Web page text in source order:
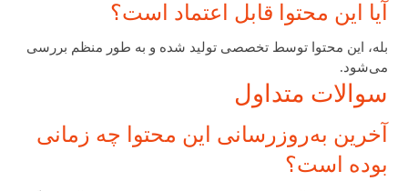
آیا این محتوا قابل اعتماد است؟
بله، این محتوا توسط تخصصی تولید شده و به طور منظم بررسی
می‌شود.
سوالات متداول
آخرین به‌روزرسانی این محتوا چه زمانی
بوده است؟